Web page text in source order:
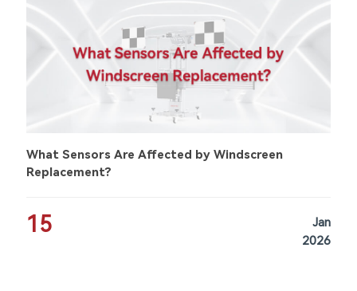
What Sensors Are Affected by Windscreen
Replacement?
15
Jan
2026